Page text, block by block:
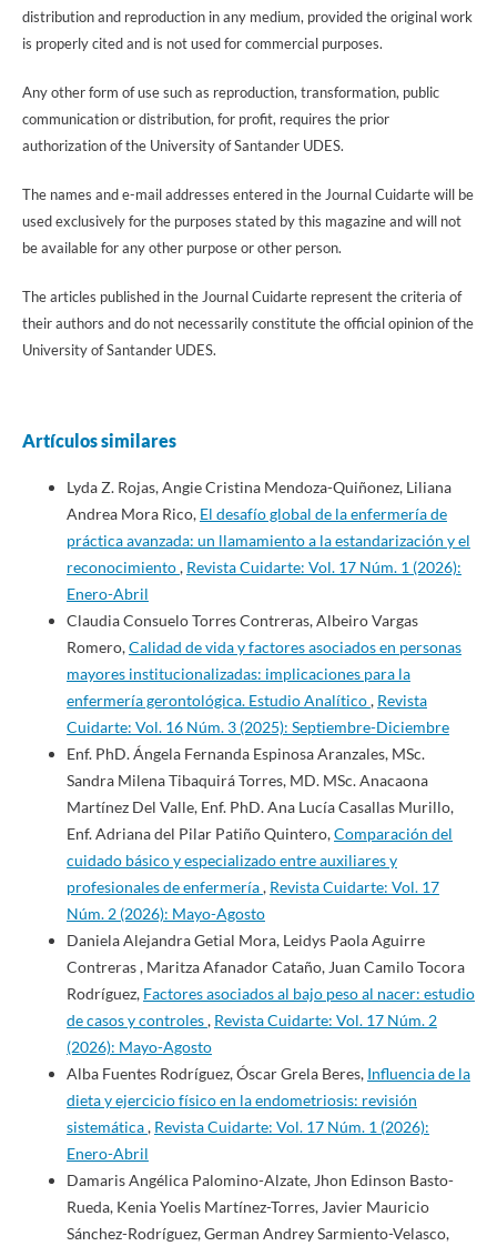
distribution and reproduction in any medium, provided the original work
is properly cited and is not used for commercial purposes.
Any other form of use such as reproduction, transformation, public
communication or distribution, for profit, requires the prior
authorization of the University of Santander UDES.
The names and e-mail addresses entered in the Journal Cuidarte will be
used exclusively for the purposes stated by this magazine and will not
be available for any other purpose or other person.
The articles published in the Journal Cuidarte represent the criteria of
their authors and do not necessarily constitute the official opinion of the
University of Santander UDES.
Artículos similares
Lyda Z. Rojas, Angie Cristina Mendoza-Quiñonez, Liliana
Andrea Mora Rico, El desafío global de la enfermería de
práctica avanzada: un llamamiento a la estandarización y el
reconocimiento, Revista Cuidarte: Vol. 17 Núm. 1 (2026):
Enero-Abril
Claudia Consuelo Torres Contreras, Albeiro Vargas
Romero,Calidad de vida y factores asociados en personas
mayores institucionalizadas: implicaciones para la
enfermería gerontológica. Estudio Analítico, Revista
Cuidarte: Vol. 16 Núm. 3 (2025): Septiembre-Diciembre
Enf. PhD. Ángela Fernanda Espinosa Aranzales, MSc.
Sandra Milena Tibaquirá Torres, MD. MSc. Anacaona
Martínez Del Valle, Enf. PhD. Ana Lucía Casallas Murillo,
Enf. Adriana del Pilar Patiño Quintero,Comparación del
cuidado básico y especializado entre auxiliares y
profesionales de enfermería, Revista Cuidarte: Vol. 17
Núm. 2 (2026): Mayo-Agosto
Daniela Alejandra Getial Mora, Leidys Paola Aguirre
Contreras , Maritza Afanador Cataño, Juan Camilo Tocora
Rodríguez, Factores asociados al bajo peso al nacer: estudio
de casos y controles, Revista Cuidarte: Vol. 17 Núm. 2
(2026): Mayo-Agosto
Alba Fuentes Rodríguez, Óscar Grela Beres, Influencia de la
dieta y ejercicio físico en la endometriosis: revisión
sistemática, Revista Cuidarte: Vol. 17 Núm. 1 (2026):
Enero-Abril
Damaris Angélica Palomino-Alzate, Jhon Edinson Basto-
Rueda, Kenia Yoelis Martínez-Torres, Javier Mauricio
Sánchez-Rodríguez, German Andrey Sarmiento-Velasco,